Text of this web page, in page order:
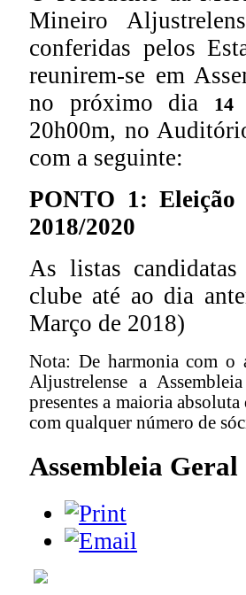
Mineiro
conferidas pelos
reunirem-se em
no próximo dia
14
20h00m, no
com a seguinte:
PONTO 1: Eleição
2018/2020
As listas candidatas
clube até ao dia
Março de 2018)
Nota: De harmonia com o
Aljustrelense a
presentes a maioria
com qualquer número de
Assembleia